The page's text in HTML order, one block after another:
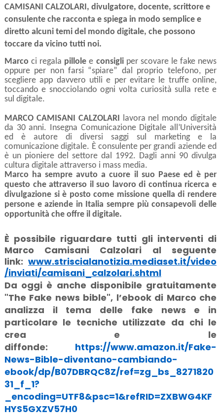
CAMISANI CALZOLARI, divulgatore, docente, scrittore e
consulente che racconta e spiega in modo semplice e
diretto alcuni temi del mondo digitale, che possono
toccare da vicino tutti noi.
Marco ci regala pillole e consigliper scovare le fake news
oppure per non farsi “spiare” dal proprio telefono, per
scegliere app davvero utili e per evitare le truffe online,
toccando e snocciolando ogni volta curiosità sulla rete e
sul digitale.
MARCO CAMISANI CALZOLARI
lavora nel mondo digitale
da 30 anni. Insegna Comunicazione Digitale all’Università
ed è autore di diversi saggi sul marketing e la
comunicazione digitale. È consulente per grandi aziende ed
è un pioniere del settore dal 1992. Dagli anni 90 divulga
cultura digitale attraverso i mass media.
Marco ha sempre avuto a cuore il suo Paese ed è per
questo che attraverso il suo lavoro di continua ricerca e
divulgazione si è posto come missione quella di rendere
persone e aziende in Italia sempre più consapevoli delle
opportunità che offre il digitale.
È possibile riguardare tutti gli interventi di
Marco Camisani Calzolari al seguente
link:www.striscialanotizia.mediaset.it/video
/inviati/camisani_calzolari.shtml
Da oggi è anche disponibile gratuitamente
"The Fake news bible", l’ebook di Marco che
analizza il tema delle fake news e in
particolare le tecniche utilizzate da chi le
crea e le
diffonde: https://www.amazon.it/Fake-
News-Bible-diventano-cambiando-
ebook/dp/B07DBRQC8Z/ref=zg_bs_8271820
31_f_1?
_encoding=UTF8&psc=1&refRID=ZXBWG4KF
HYS5GXZV57H0